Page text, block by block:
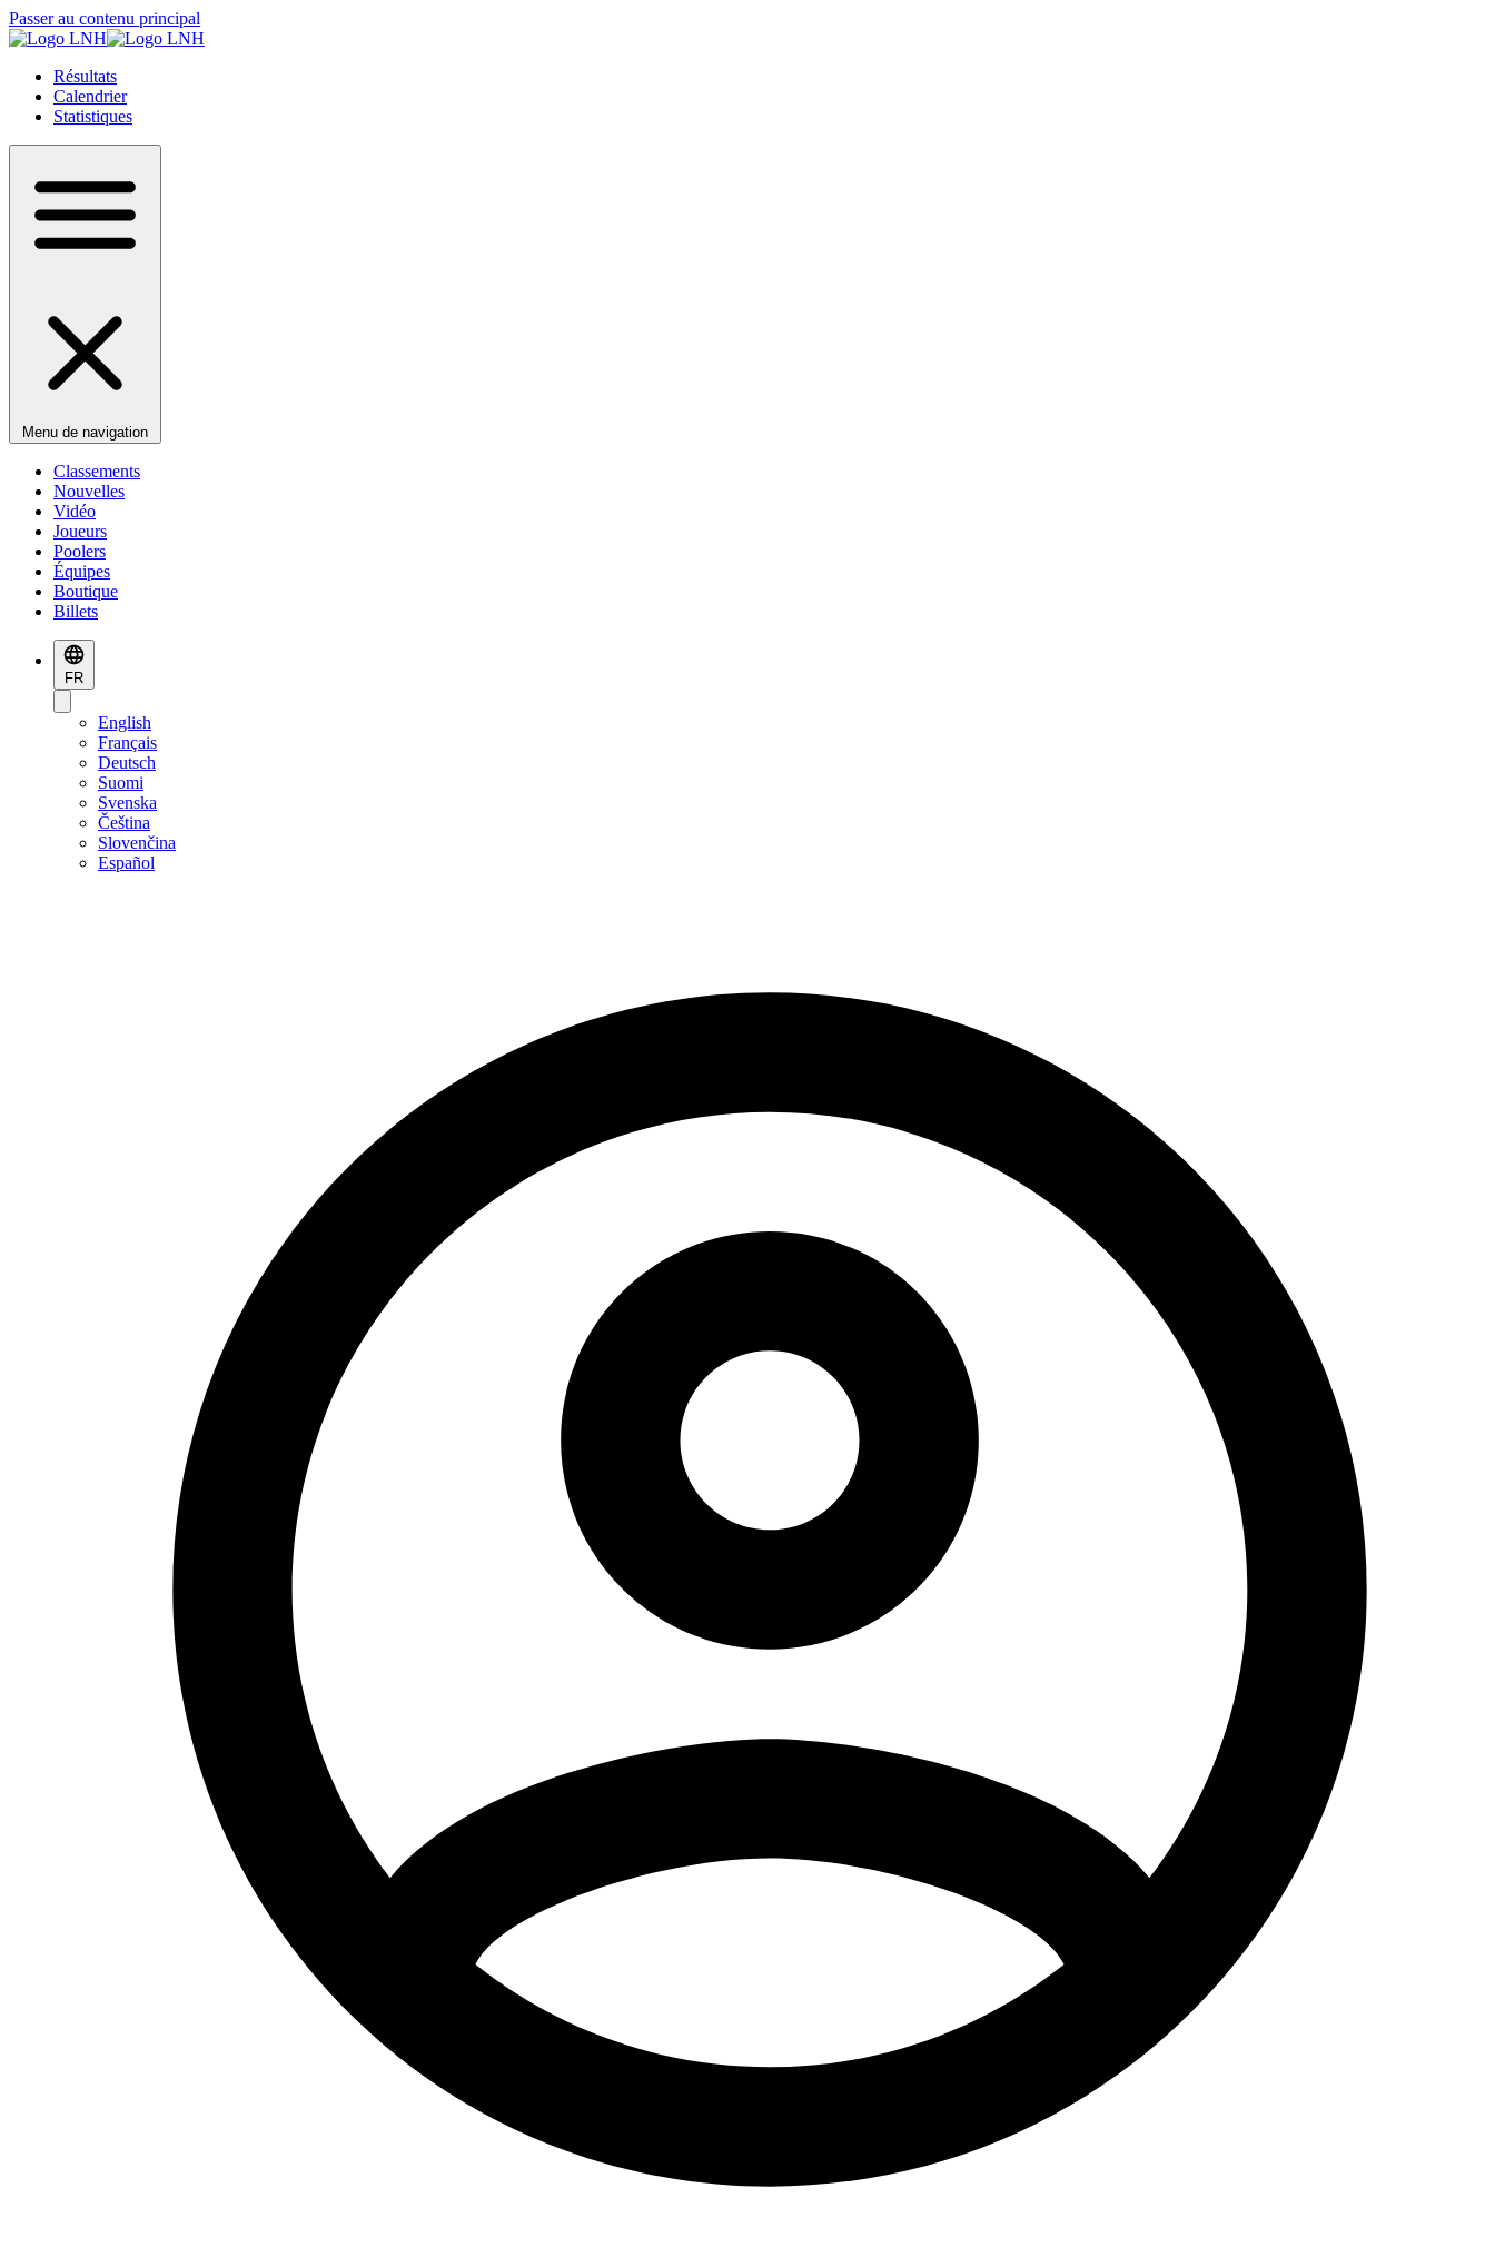
Passer au contenu principal
Résultats
Calendrier
Statistiques
Menu de navigation
Classements
Nouvelles
Vidéo
Joueurs
Poolers
Équipes
Boutique
Billets
FR
English
Français
Deutsch
Suomi
Svenska
Čeština
Slovenčina
Español